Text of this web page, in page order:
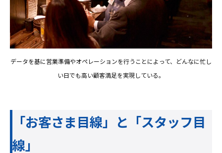
データを基に営業準備やオペレーションを行うことによって、どんなに忙し
い日でも高い顧客満足を実現している。
「お客さま目線」と「スタッフ目
線」